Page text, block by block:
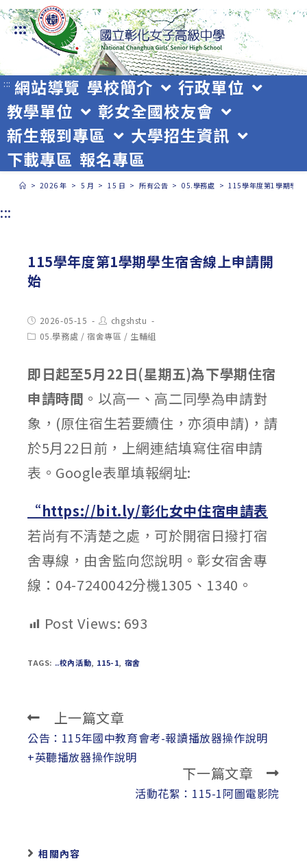
跳
轉
至
主
要
內
容
:::
::: 網站導覽 學校簡介
行政單位
教學單位
彰女全國校友會
新生報到專區
大學招生資訊
下載專區 報名專區
> 2026 年 > 5 月 > 15 日 > 所有公告 > 05.學務處 > 115學年度第1學期學生
:::
115學年度第1學期學生宿舍線上申請開
始
Post
published:
2026-05-15
Post
author:
chgshstu
Post05.學務處 / 宿舍專區 / 生輔組
即日起至5月22日(星期五)為下學期住宿
申請時間 。以高一、高二同學為申請對
象，(原住宿生若要續住，亦須申請)，請
於5月22日前，上網連結填寫住宿申請
表。Google表單填報網址:
“https://bit.ly/彰化女中住宿申請表
若尚有不清楚之處，可於開宿日撥打宿
舍專線，由舍監向您說明。彰女宿舍專
線：04-7240042分機1305、1340。
Post Views: 693
TAGS: ..校內活動, 115-1, 宿舍
Read
more
articles
上一篇文章
公告：115年國中教育會考-報讀播放器操作說明
+英聽播放器操作說明
下一篇文章
活動花絮：115-1阿圖電影院
相關內容